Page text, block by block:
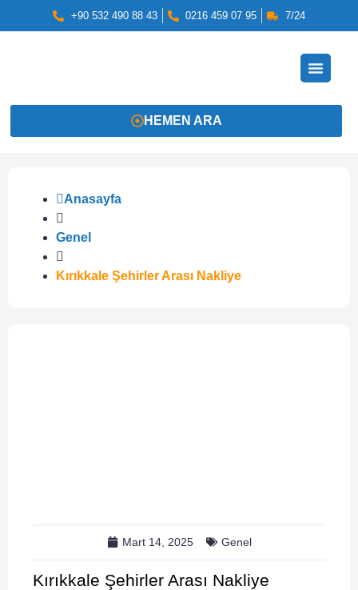
+90 532 490 88 43 0216 459 07 95 7/24
HEMEN ARA
Anasayfa
Genel
Kırıkkale Şehirler Arası Nakliye
Mart 14, 2025 Genel
Kırıkkale Şehirler Arası Nakliye